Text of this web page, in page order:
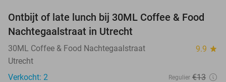
31%
NEW
TODAY
Ontbijt of late lunch bij 30ML Coffee & Food
Nachtegaalstraat in Utrecht
30ML Coffee & Food Nachtegaalstraat 9.9 star
Utrecht
Verkocht: 2
Regulier €13